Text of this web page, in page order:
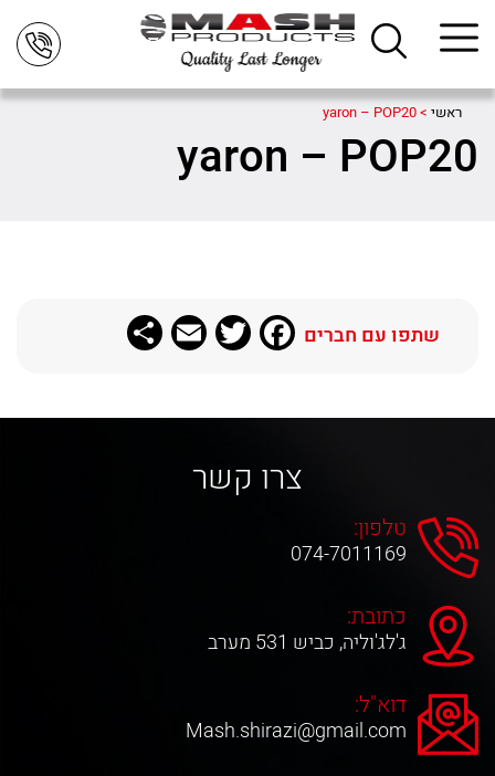
ראשי >
yaron – POP20
yaron – POP20
שתפו עם חברים Facebook
Twitter
Email
צרו קשר
טלפון:
074-7011169
כתובת:
ג'לג'וליה, כביש 531 מערב
דוא"ל:
Mash.shirazi@gmail.com